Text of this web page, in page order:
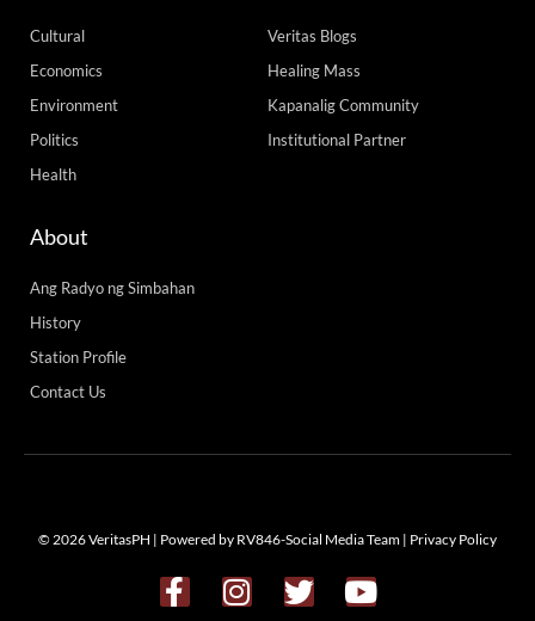
Cultural
Economics
Environment
Politics
Health
Veritas Blogs
Healing Mass
Kapanalig Community
Institutional Partner
About
Ang Radyo ng Simbahan
History
Station Profile
Contact Us
© 2026 VeritasPH | Powered by RV846-Social Media Team | Privacy Policy
F
a
I
n
T
w
Y
o